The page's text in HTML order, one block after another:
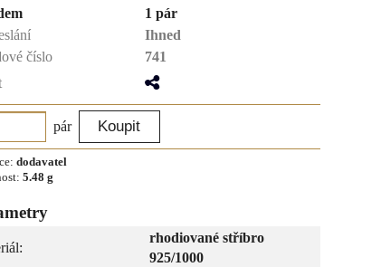
1 pár
Ihned
číslo
741
pár
dodavatel
5.48 g
rhodiované stříbro
925/1000